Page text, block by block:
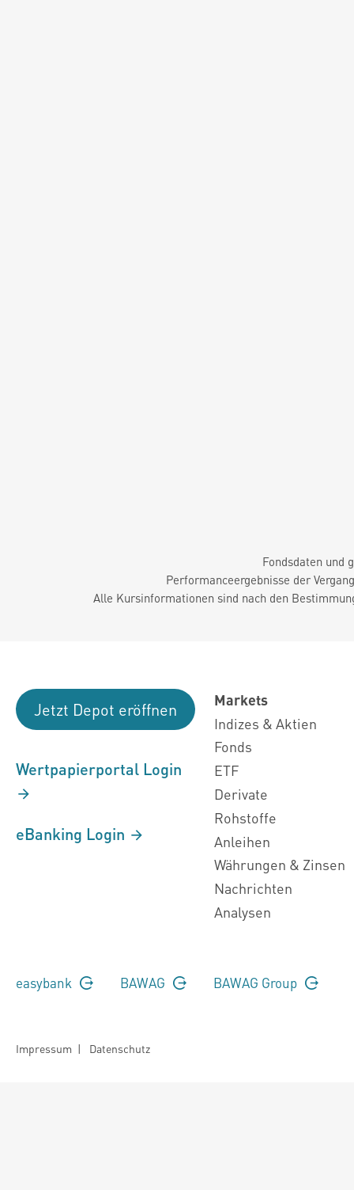
Fondsdaten und
Performanceergebnisse der
Alle Kursinformationen sind nach den
Jetzt Depot eröffnen
Wertpapierportal Login
eBanking Login
Markets
Indizes & Aktien
Fonds
ETF
Derivate
Rohstoffe
Anleihen
Währungen & Zinsen
Nachrichten
Analysen
easybank BAWAG BAWAG Group
Impressum | Datenschutz